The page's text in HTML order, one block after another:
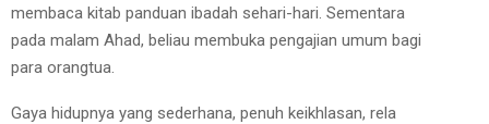
membaca kitab panduan ibadah sehari-hari. Sementara
pada malam Ahad, beliau membuka pengajian umum bagi
para orangtua.
Gaya hidupnya yang sederhana, penuh keikhlasan, rela